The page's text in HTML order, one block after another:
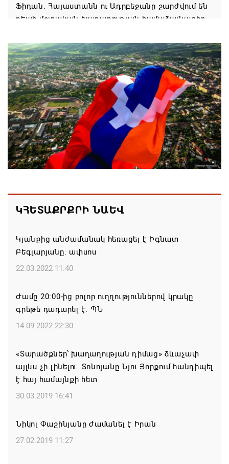
Ֆիդան. Հայաստանն ու Ադրբեջանը շարժվում են
դեպի մշտական խաղաղության համաձայնագիր
Սիսիան համայնքի ղեկավար Հովսեփ Առաքելյանի
շնորհավորական ուղերձը Շինարարի
մասնագիտական օրվա կապակցությամբ
09.08.2026 16:37
Քաջարանցի ուսանողները ճանաչողական այց
կատարեցին Զանգեզուրի պղնձամոլիբդենային
կոմբինատի հանքավայր
Մեղրի համայնքի ղեկավար Խաչատուր
Անդրեասյանի ուղերձը Շինարարի օրվա առթիվ
Փարամազյանի ուղերձը` Շինարարի
09.08.2026 16:12
Երևանի ո՞ր վարչական շրջաններում և ՀՀ ո՞ր
թանկացել
08.08.2026 21:31
ԱՄՆ-ն շարունակում է լիովին հանձնառու լինել
Ռուբիո
08.08.2026 21:25
ԿՀԵՏԱՔՐՔՐԻ ՆԱԵՎ
Կյանքից անժամանակ հեռացել է Իգնատ
Բեգլարյանը. ափսոս
22.03.2022 11:40
Ժամը 20։00-ից բոլոր ուղղություններով կրակը
գրեթե դադարել է. ՊՆ
14.09.2022 22:30
«Տարածքներ՝ խաղաղության դիմաց» ձևաչափ
այլևս չի լինելու. Տոնոյանը Նյու Յորքում հանդիպել
է հայ համայնքի հետ
30.03.2019 16:41
Նիկոլ Փաշինյանը ժամանել է Իրան
27.02.2019 11:27